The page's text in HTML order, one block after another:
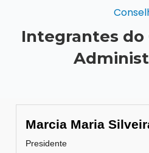
Integrantes do
Marcia Maria
Presidente